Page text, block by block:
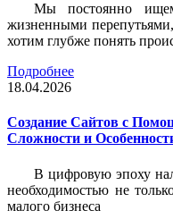
Мы постоянно
жизненными
хотим глубже понять
Подробнее
18.04.2026
Создание Сайтов с
Сложности и
В цифровую эпоху
необходимостью не
малого бизнеса